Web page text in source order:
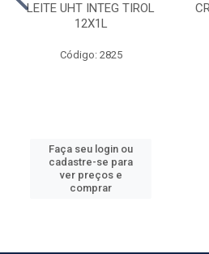
LEITE UHT INTEG TIROL
12X1L
Código: 2825
Faça seu login ou
cadastre-se para
ver preços e
comprar